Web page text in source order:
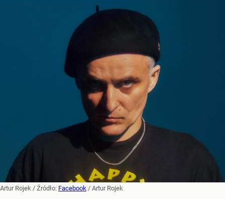
Artur Rojek / Źródło: Facebook / Artur Rojek